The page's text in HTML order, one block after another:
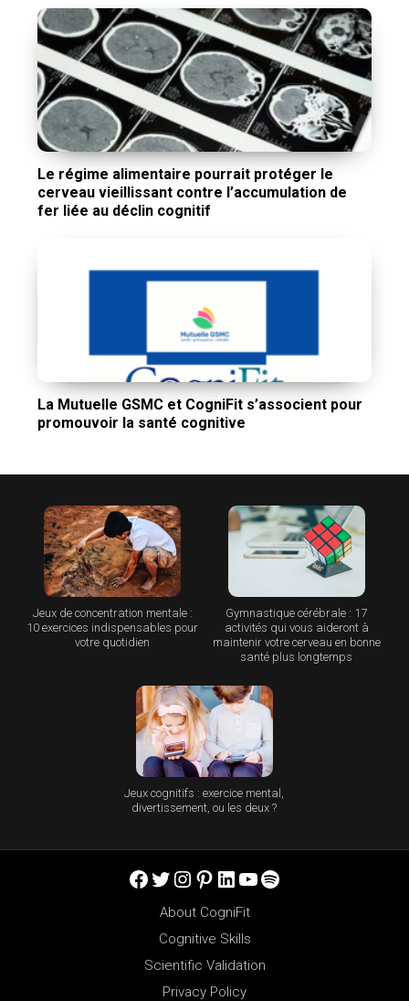
Le régime alimentaire pourrait protéger le
cerveau vieillissant contre l’accumulation de
fer liée au déclin cognitif
La Mutuelle GSMC et CogniFit s’associent pour
promouvoir la santé cognitive
Jeux de concentration mentale :
10 exercices indispensables pour
votre quotidien
Gymnastique cérébrale : 17
activités qui vous aideront à
maintenir votre cerveau en bonne
santé plus longtemps
Jeux cognitifs : exercice mental,
divertissement, ou les deux ?
Facebook
Twitter
Instagram
Pinterest
LinkedIn
YouTube
Spotify
About CogniFit
Cognitive Skills
Scientific Validation
Privacy Policy